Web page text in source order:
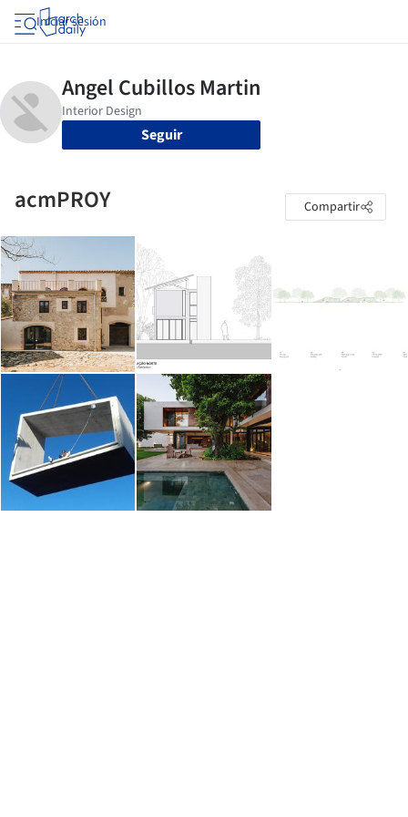
Iniciar sesión
Seguir
acmPROY Compartir